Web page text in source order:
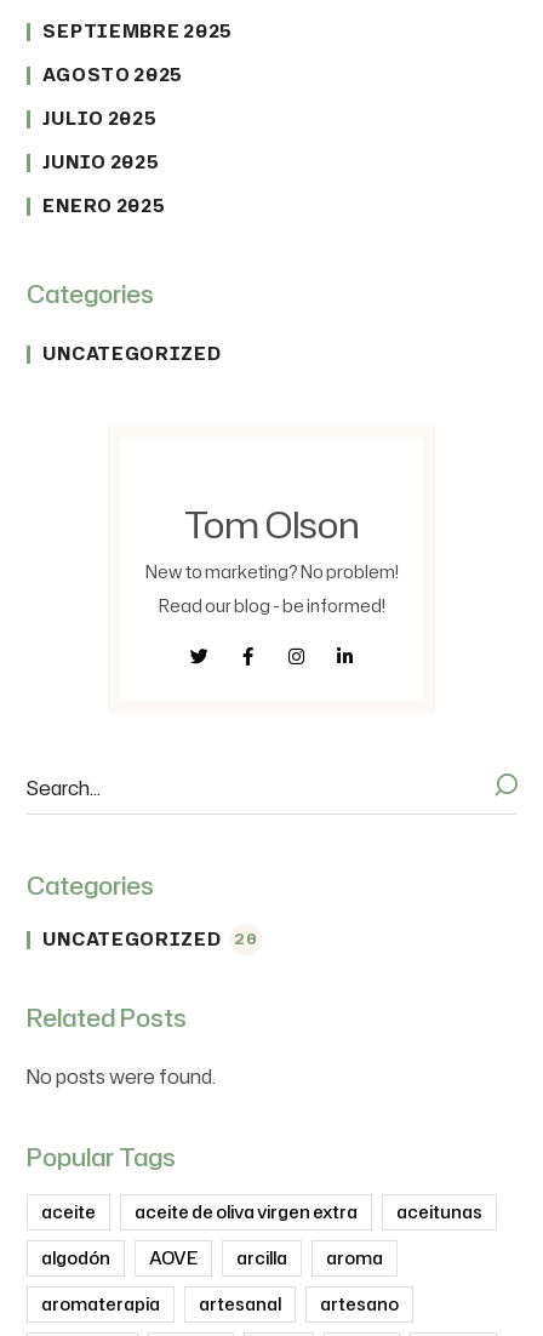
SEPTIEMBRE 2025
AGOSTO 2025
JULIO 2025
JUNIO 2025
ENERO 2025
Categories
UNCATEGORIZED
Tom Olson
New to marketing? No problem!
Read our blog - be informed!
Categories
UNCATEGORIZED 20
Related Posts
No posts were found.
Popular Tags
aceite aceite de oliva virgen extra
aceitunas
algodón
AOVE arcilla
aroma
aromaterapia
artesanal
artesano